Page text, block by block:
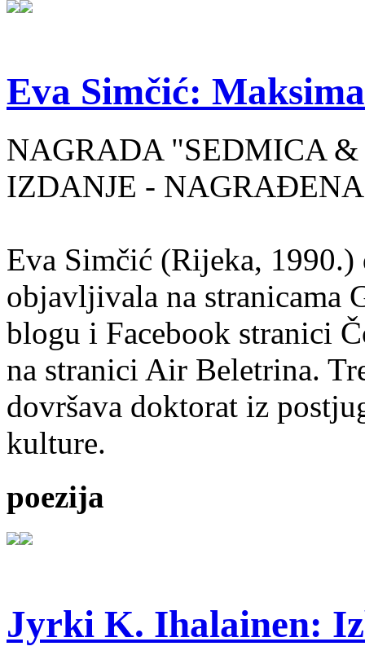
Eva Simčić:
NAGRADA "SEDMICA
IZDANJE -
Eva Simčić (Rijeka, 1990.)
objavljivala na stranicama
blogu i Facebook stranici
na stranici Air Beletrina.
dovršava doktorat iz
kulture.
poezija
Jyrki K. Ihalainen: